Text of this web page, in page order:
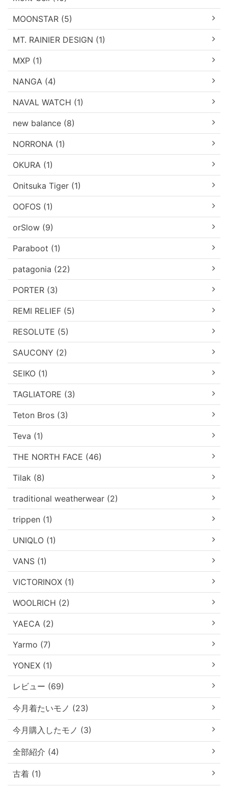
MOONSTAR (5)
MT. RAINIER DESIGN (1)
MXP (1)
NANGA (4)
NAVAL WATCH (1)
new balance (8)
NORRONA (1)
OKURA (1)
Onitsuka Tiger (1)
OOFOS (1)
orSlow (9)
Paraboot (1)
patagonia (22)
PORTER (3)
REMI RELIEF (5)
RESOLUTE (5)
SAUCONY (2)
SEIKO (1)
TAGLIATORE (3)
Teton Bros (3)
Teva (1)
THE NORTH FACE (46)
Tilak (8)
traditional weatherwear (2)
trippen (1)
UNIQLO (1)
VANS (1)
VICTORINOX (1)
WOOLRICH (2)
YAECA (2)
Yarmo (7)
YONEX (1)
レビュー (69)
今月着たいモノ (23)
今月購入したモノ (3)
全部紹介 (4)
古着 (1)